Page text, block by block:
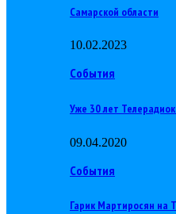
Самарской области
10.02.2023
События
Уже 30 лет
09.04.2020
События
Гарик Мартиросян на